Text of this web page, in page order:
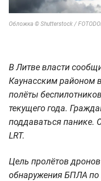
Обложка © Shutterstock /
В Литве власти
Каунасским районом
полёты
текущего года.
поддаваться панике.
LRT.
Цель пролётов
обнаружения БПЛА по